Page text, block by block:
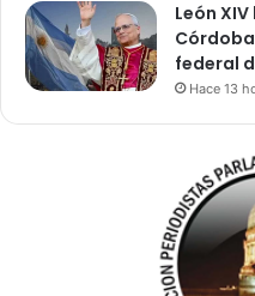
León
federal
Hace 13